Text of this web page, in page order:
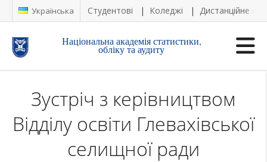
Українська Студентові Коледжі Дистанційне
Національна академія статистики,
обліку та аудиту
Зустріч з керівництвом
Відділу освіти Глевахівської
селищної ради